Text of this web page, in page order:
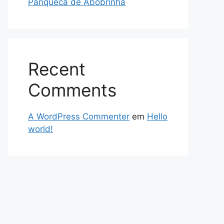
Panqueca de Abobrinha
Recent
Comments
A WordPress Commenter em Hello
world!